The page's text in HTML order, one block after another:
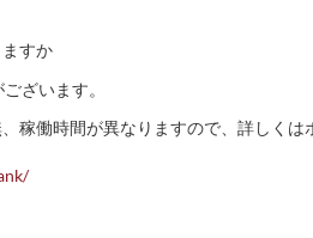
すか
ざいます。
稼働時間が異なりますので、詳しく